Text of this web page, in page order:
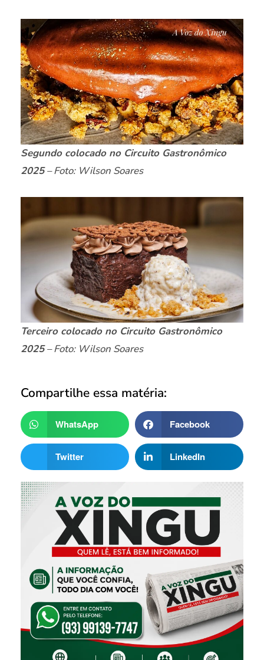
Segundo colocado no Circuito Gastronômico
2025– Foto: Wilson Soares
Terceiro colocado no Circuito Gastronômico
2025– Foto: Wilson Soares
Compartilhe essa matéria:
WhatsApp Facebook
Twitter LinkedIn